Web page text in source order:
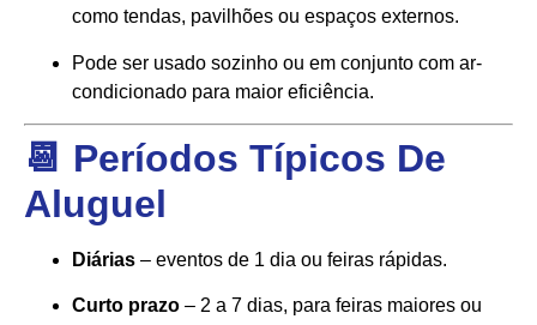
como tendas, pavilhões ou espaços externos.
Pode ser usado sozinho ou em conjunto com ar-
condicionado para maior eficiência.
📆 Períodos Típicos De
Aluguel
Diárias – eventos de 1 dia ou feiras rápidas.
Curto prazo – 2 a 7 dias, para feiras maiores ou